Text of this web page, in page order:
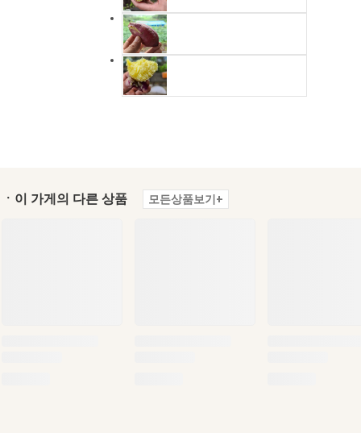
ㆍ이 가게의 다른 상품 모든상품보기+